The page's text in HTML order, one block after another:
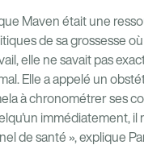
Maven était une
de sa grossesse
elle ne savait pas
Elle a appelé un
à chronométrer ses
immédiatement,
de santé », explique